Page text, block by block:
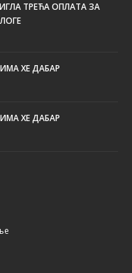
ТРЕЋА ОПЛАТА ЗА
ХЕ ДАБАР
ХЕ ДАБАР